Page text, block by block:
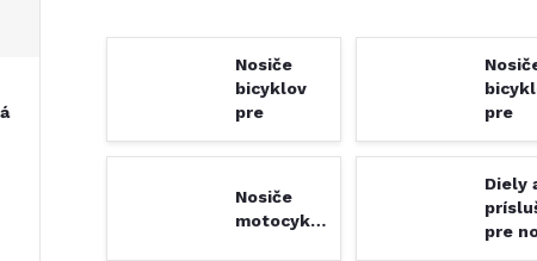
Nosiče
bicyklov
pre
automobily
pre
Nosiče
motocyklov
Diely
pre